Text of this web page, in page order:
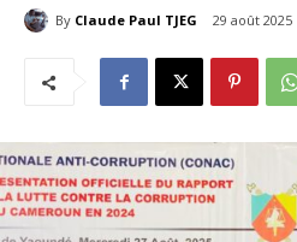
By Claude Paul TJEG 29 août 2025